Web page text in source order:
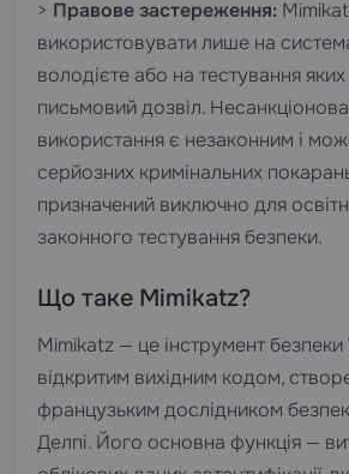
> Правове застереження:
використовувати лише на
володієте або на тестування
письмовий дозвіл.
використання є незаконним і
серйозних кримінальних
призначений виключно для
законного тестування безпеки.
Що таке Mimikatz?
Mimikatz — це інструмент
відкритим вихідним кодом,
французьким дослідником
Делпі. Його основна функція —